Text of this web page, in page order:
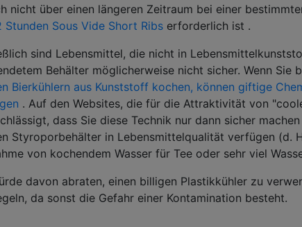
nicht über einen längeren Zeitraum bei einer
Stunden Sous Vide Short Ribs erforderlich ist .
sind Lebensmittel, die nicht in
Behälter möglicherweise nicht sicher. Wenn Sie
Bierkühlern aus Kunststoff kochen, können giftige
. Auf den Websites, die für die Attraktivität von
dass Sie diese Technik nur dann sicher
Styroporbehälter in Lebensmittelqualität verfügen (d.
von kochendem Wasser für Tee oder sehr viel
davon abraten, einen billigen Plastikkühler zu
da sonst die Gefahr einer Kontamination besteht.